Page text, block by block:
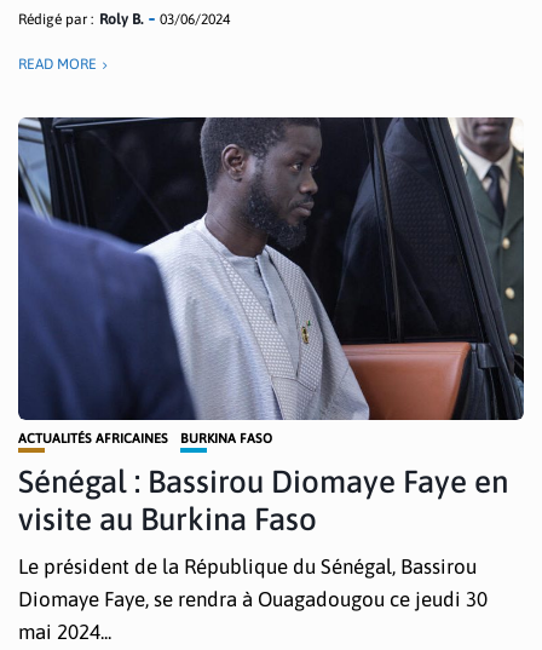
Rédigé par : Roly B. 03/06/2024
READ MORE
ACTUALITÉS AFRICAINES BURKINA FASO
Sénégal : Bassirou Diomaye Faye en
visite au Burkina Faso
Le président de la République du Sénégal, Bassirou
Diomaye Faye, se rendra à Ouagadougou ce jeudi 30
mai 2024...